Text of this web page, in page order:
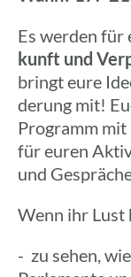
Es werden für
kunft und
bringt eure
de­rung mit!
Programm
für euren
und
Wenn ihr Lust
- zu sehen,